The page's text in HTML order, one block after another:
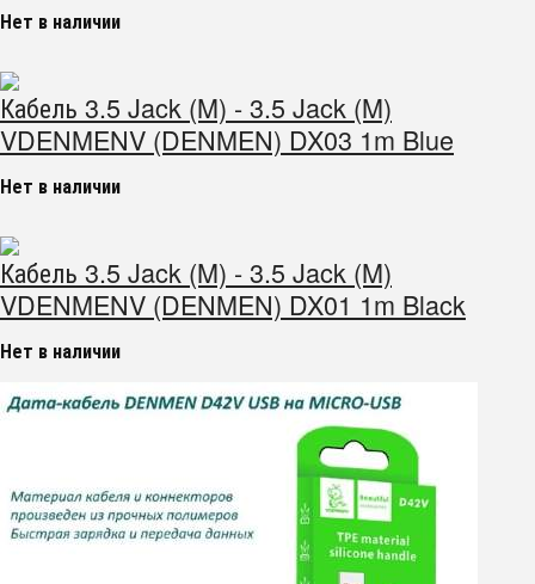
Нет в наличии
Кабель 3.5 Jack (M) - 3.5 Jack (M)
VDENMENV (DENMEN) DX03 1m Blue
Нет в наличии
Кабель 3.5 Jack (M) - 3.5 Jack (M)
VDENMENV (DENMEN) DX01 1m Black
Нет в наличии